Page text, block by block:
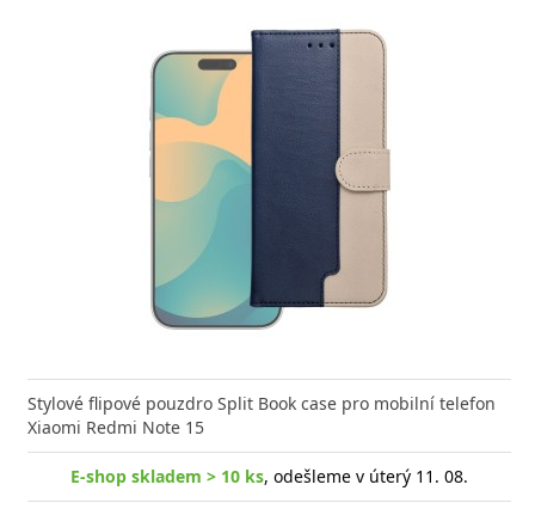
Stylové flipové pouzdro Split Book case pro mobilní telefon
Xiaomi Redmi Note 15
E-shop skladem > 10 ks, odešleme v úterý 11. 08.